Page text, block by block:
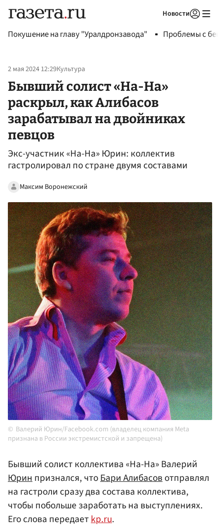
Новости
Покушение на главу "Уралдронзавода" Проблемы с
2 мая 2024 12:29Культура
Бывший солист «На-На»
раскрыл, как Алибасов
зарабатывал на двойниках
певцов
Экс-участник «На-На» Юрин: коллектив
гастролировал по стране двумя составами
Максим Воронежский
Валерий Юрин/Facebook.com (владелец компания Meta
признана в России экстремистской и запрещена)
Бывший солист коллектива «На-На» Валерий
Юринпризнался, чтоБари Алибасовотправлял
на гастроли сразу два состава коллектива,
чтобы побольше заработать на выступлениях.
Его слова передаетkp.ru.